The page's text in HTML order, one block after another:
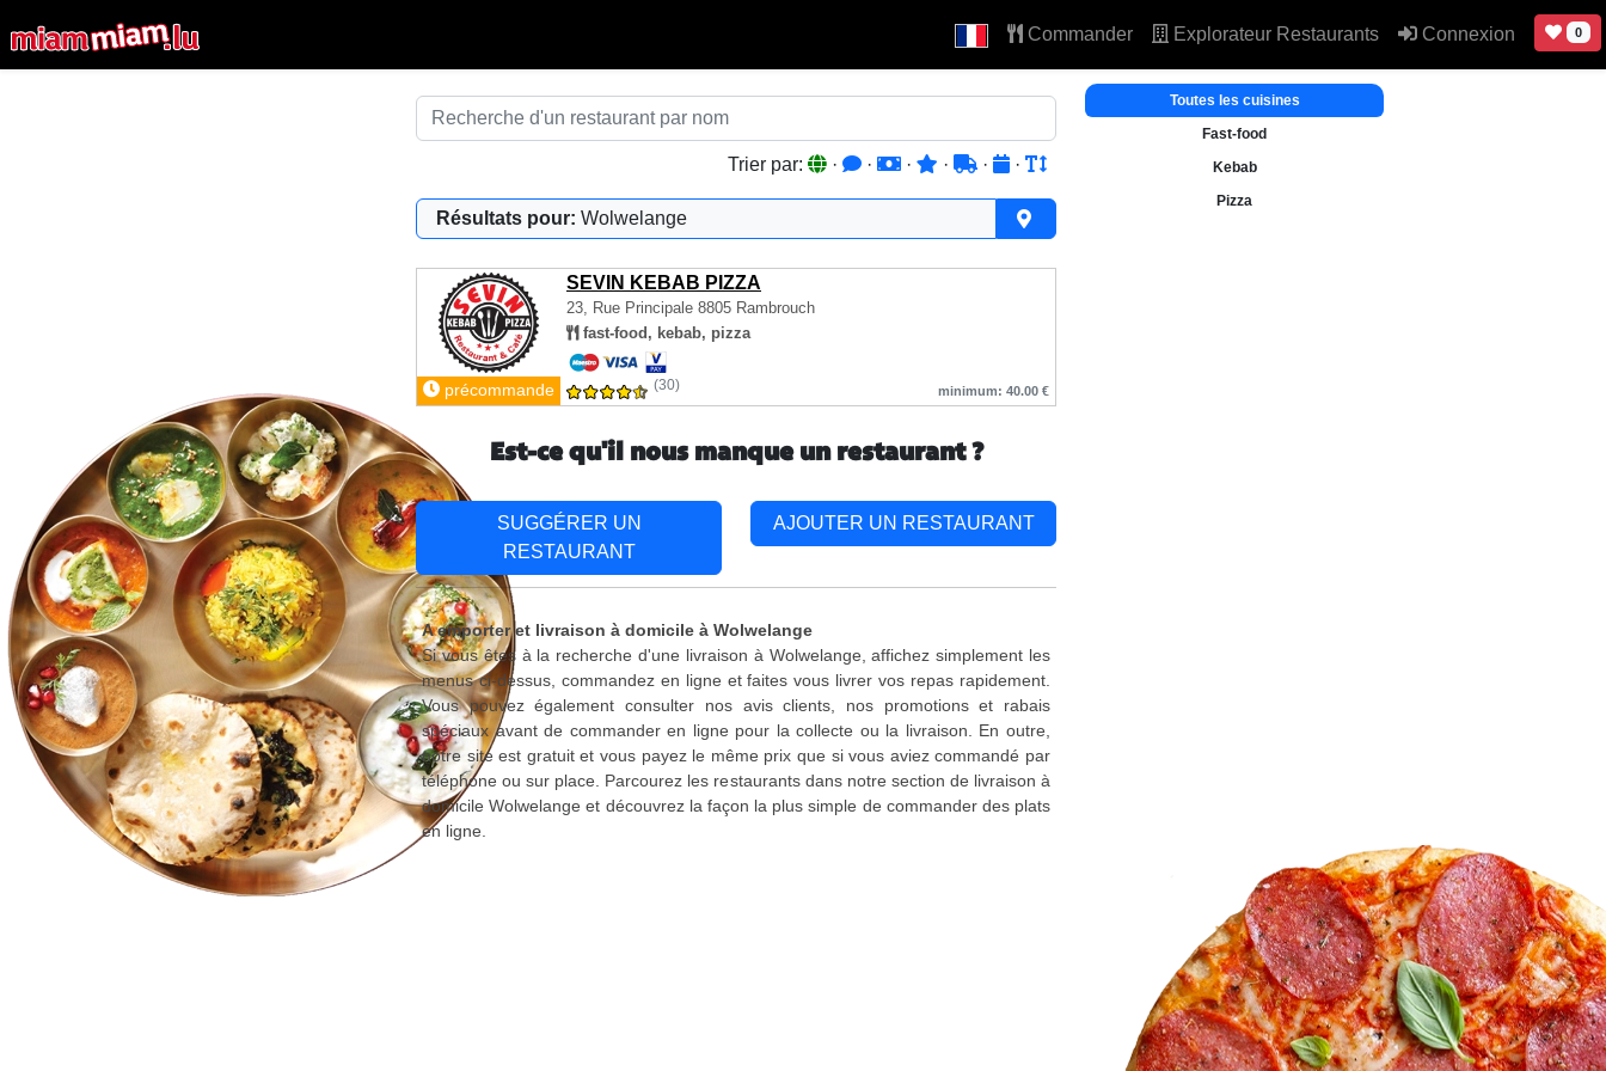
Commander Explorateur Restaurants Connexion 0
Trier par: · · · · · ·
Résultats pour: Wolwelange
SEVIN KEBAB PIZZA
23, Rue Principale 8805 Rambrouch
fast-food, kebab, pizza
précommande (30) minimum: 40.00 €
Toutes les cuisines
Fast-food
Kebab
Pizza
Est-ce qu'il nous manque un restaurant ?
SUGGÉRER UN
RESTAURANT
AJOUTER UN RESTAURANT
A emporter et livraison à domicile à Wolwelange
Si vous êtes à la recherche d'une livraison à Wolwelange, affichez simplement les
menus ci-dessus, commandez en ligne et faites vous livrer vos repas rapidement.
Vous pouvez également consulter nos avis clients, nos promotions et rabais
spéciaux avant de commander en ligne pour la collecte ou la livraison. En outre,
notre site est gratuit et vous payez le même prix que si vous aviez commandé par
téléphone ou sur place. Parcourez les restaurants dans notre section de livraison à
domicile Wolwelange et découvrez la façon la plus simple de commander des plats
en ligne.